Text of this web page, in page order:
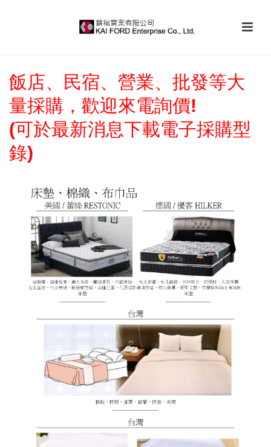
飯店、民宿、營業、批發等大
量採購，歡迎來電詢價!
(可於最新消息下載電子採購型
錄)